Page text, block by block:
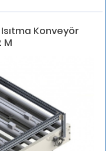
Konveyör
M